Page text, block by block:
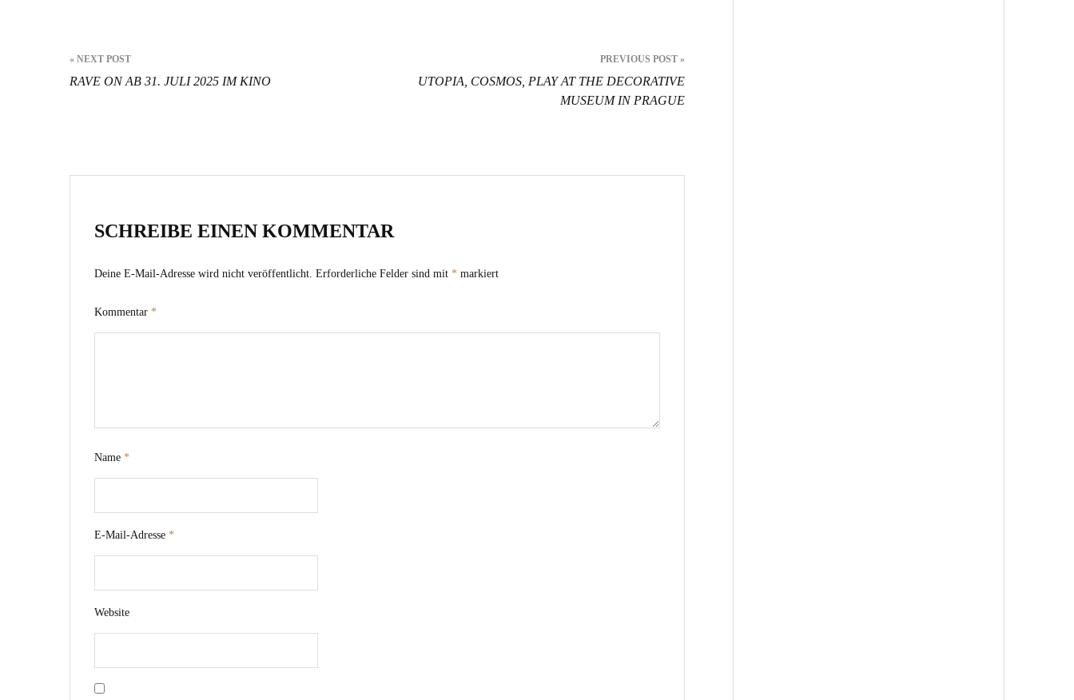
PREVIOUS POST »
UTOPIA, COSMOS, PLAY AT THE DECORATIVE
MUSEUM IN PRAGUE
« NEXT POST
RAVE ON AB 31. JULI 2025 IM KINO
SCHREIBE EINEN KOMMENTAR
Deine E-Mail-Adresse wird nicht veröffentlicht. Erforderliche Felder sind mit * markiert
Kommentar *
Name *
E-Mail-Adresse *
Website